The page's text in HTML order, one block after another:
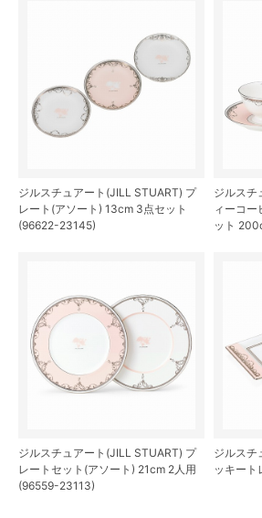
ジルスチュアート(JILL STUART) プ
レート(アソート) 13cm 3点セット
(96622-23145)
ジルスチ
ィーコー
ット
ジルスチュアート(JILL STUART) プ
レートセット(アソート) 21cm 2人用
(96559-23113)
ジルスチ
ッキー